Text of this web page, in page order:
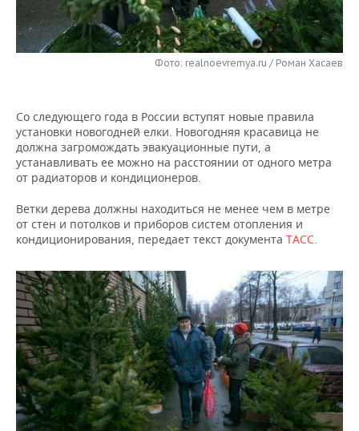
НЕФТЕХИМИЯ
НЕФТЬ
ЭНЕРГЕТИКА
РОЗНИЧНАЯ ТОРГОВЛЯ
НОВОСТИ ТЕХНОЛОГИЙ
ТЕЛЕКОММУНИКАЦИИ
МЕРОПРИЯТИЯ
НОВОСТИ МЕРОПРИЯТИЙ
БИЗНЕС-БРАНЧИ
ONLINE-КОНФЕРЕНЦИИ
ОТКРЫТАЯ ЛЕКЦИЯ
ФУТБОЛ
ХОККЕЙ
БАСКЕТБОЛ
ВОЛЕЙБОЛ
КИБЕРСПОРТ
ФИГУРНОЕ КАТАНИЕ
ВОДНЫЕ ВИДЫ СПОРТА
ХОККЕЙ С МЯЧОМ
НОВОСТИ ОБЩЕСТВА
ВЛАСТЬ
ИНФРАСТРУКТУРА
КУЛЬТУРА
МЕДИЦИНА
ОБРАЗОВАНИЕ
ПРОИСШЕСТВИЯ
ФОТОГАЛЕРЕЯ
СЮЖЕТЫ
СПРАВОЧНИК
СПИСОК ПЕРСОН
СПИСОК КОМПАНИЙ
Фото: realnoevremya.ru / Роман Хасаев
Со следующего года в России вступят новые правила
установки новогодней елки. Новогодняя красавица не
должна загромождать эвакуационные пути, а
устанавливать ее можно на расстоянии от одного метра
от радиаторов и кондиционеров.
Ветки дерева должны находиться не менее чем в метре
от стен и потолков и приборов систем отопления и
кондиционирования, передает текст документа ТАСС.